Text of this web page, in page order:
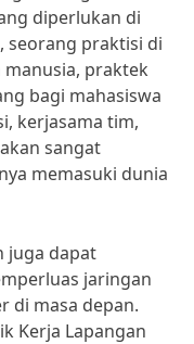
diperlukan di
seorang praktisi di
praktek
bagi mahasiswa
kerjasama tim,
sangat
memasuki dunia
juga dapat
jaringan
di masa depan.
Kerja Lapangan